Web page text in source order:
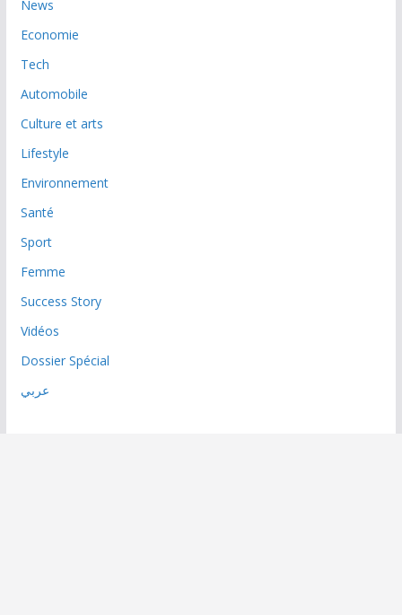
News
Economie
Tech
Automobile
Culture et arts
Lifestyle
Environnement
Santé
Sport
Femme
Success Story
Vidéos
Dossier Spécial
عربي